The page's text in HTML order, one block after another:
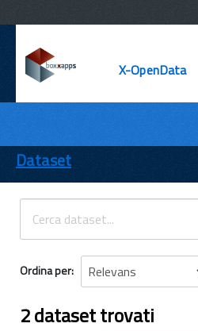
X-OpenData
ENTI
TEMI
INFORMAZIONI
Dataset
Ordina per
2 dataset trovati